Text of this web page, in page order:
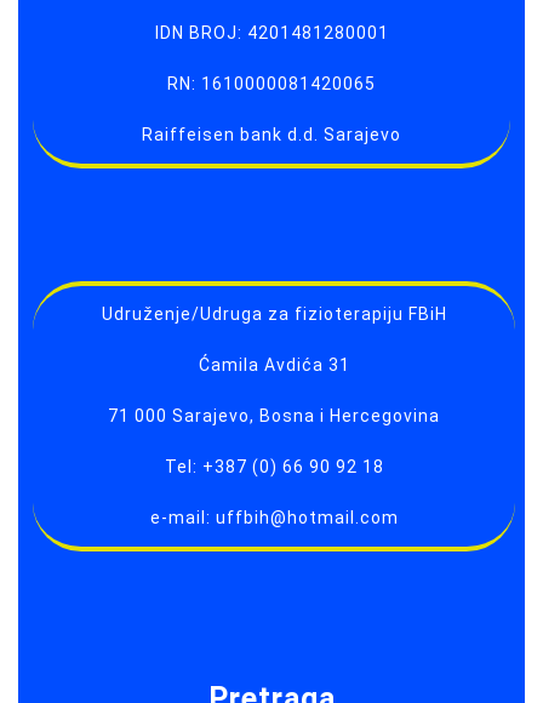
IDN BROJ: 4201481280001
RN: 1610000081420065
Raiffeisen bank d.d. Sarajevo
Udruženje/Udruga za fizioterapiju FBiH
Ćamila Avdića 31
71 000 Sarajevo, Bosna i Hercegovina
Tel: +387 (0) 66 90 92 18
e-mail: uffbih@hotmail.com